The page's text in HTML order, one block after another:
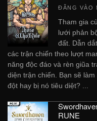
ĐĂNG VÀO
Tham gia
lưới phản
đất. Dẫn
các trận chiến theo lượt
năng độc đáo và rèn giũa
diện trận chiến. Bạn sẽ
đột hay bị nó tiêu diệt? ...
RUNE